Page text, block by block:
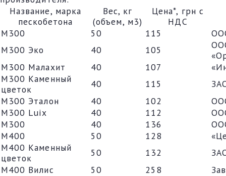
Название, марка
пескобетона
Вес, кг
(объем, м3)
Цена*, грн с
НДС
М300
50 115
М300 Эко
40 105
М300 Малахит
40 107
М300 Каменный
цветок
40 115
М300 Эталон
40 102
М300 Luix
40 112
М300
40 136
М400
50 128
М400 Каменный
цветок
50 132
М400 Вилис
50 258